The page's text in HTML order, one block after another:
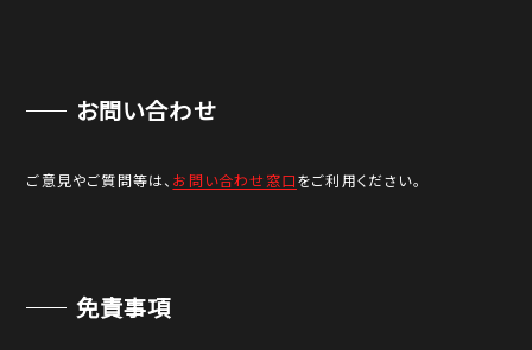
お問い合わせ
ご意見やご質問等は、 お問い合わせ窓口をご利用ください。
免責事項